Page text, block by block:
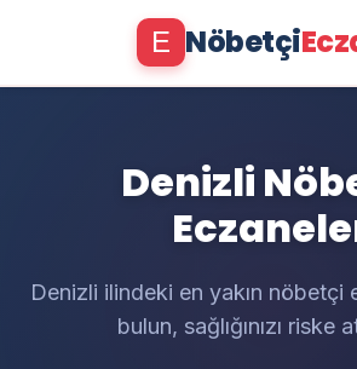
E Nöbetçi
Denizli
Denizli ilindeki en yakın nöbetçi
bulun, sağlığınızı riske